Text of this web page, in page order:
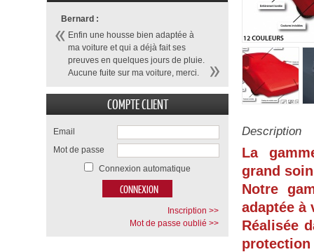
Description
La
grand
Notre
adaptée à
Réalisée
Bernard :
Enfin une housse bien adaptée à
ma voiture et qui a déjà fait ses
preuves en quelques jours de pluie.
Aucune fuite sur ma voiture, merci.
COMPTE CLIENT
Email
Mot de passe
Connexion automatique
Inscription >>
Mot de passe oublié >>